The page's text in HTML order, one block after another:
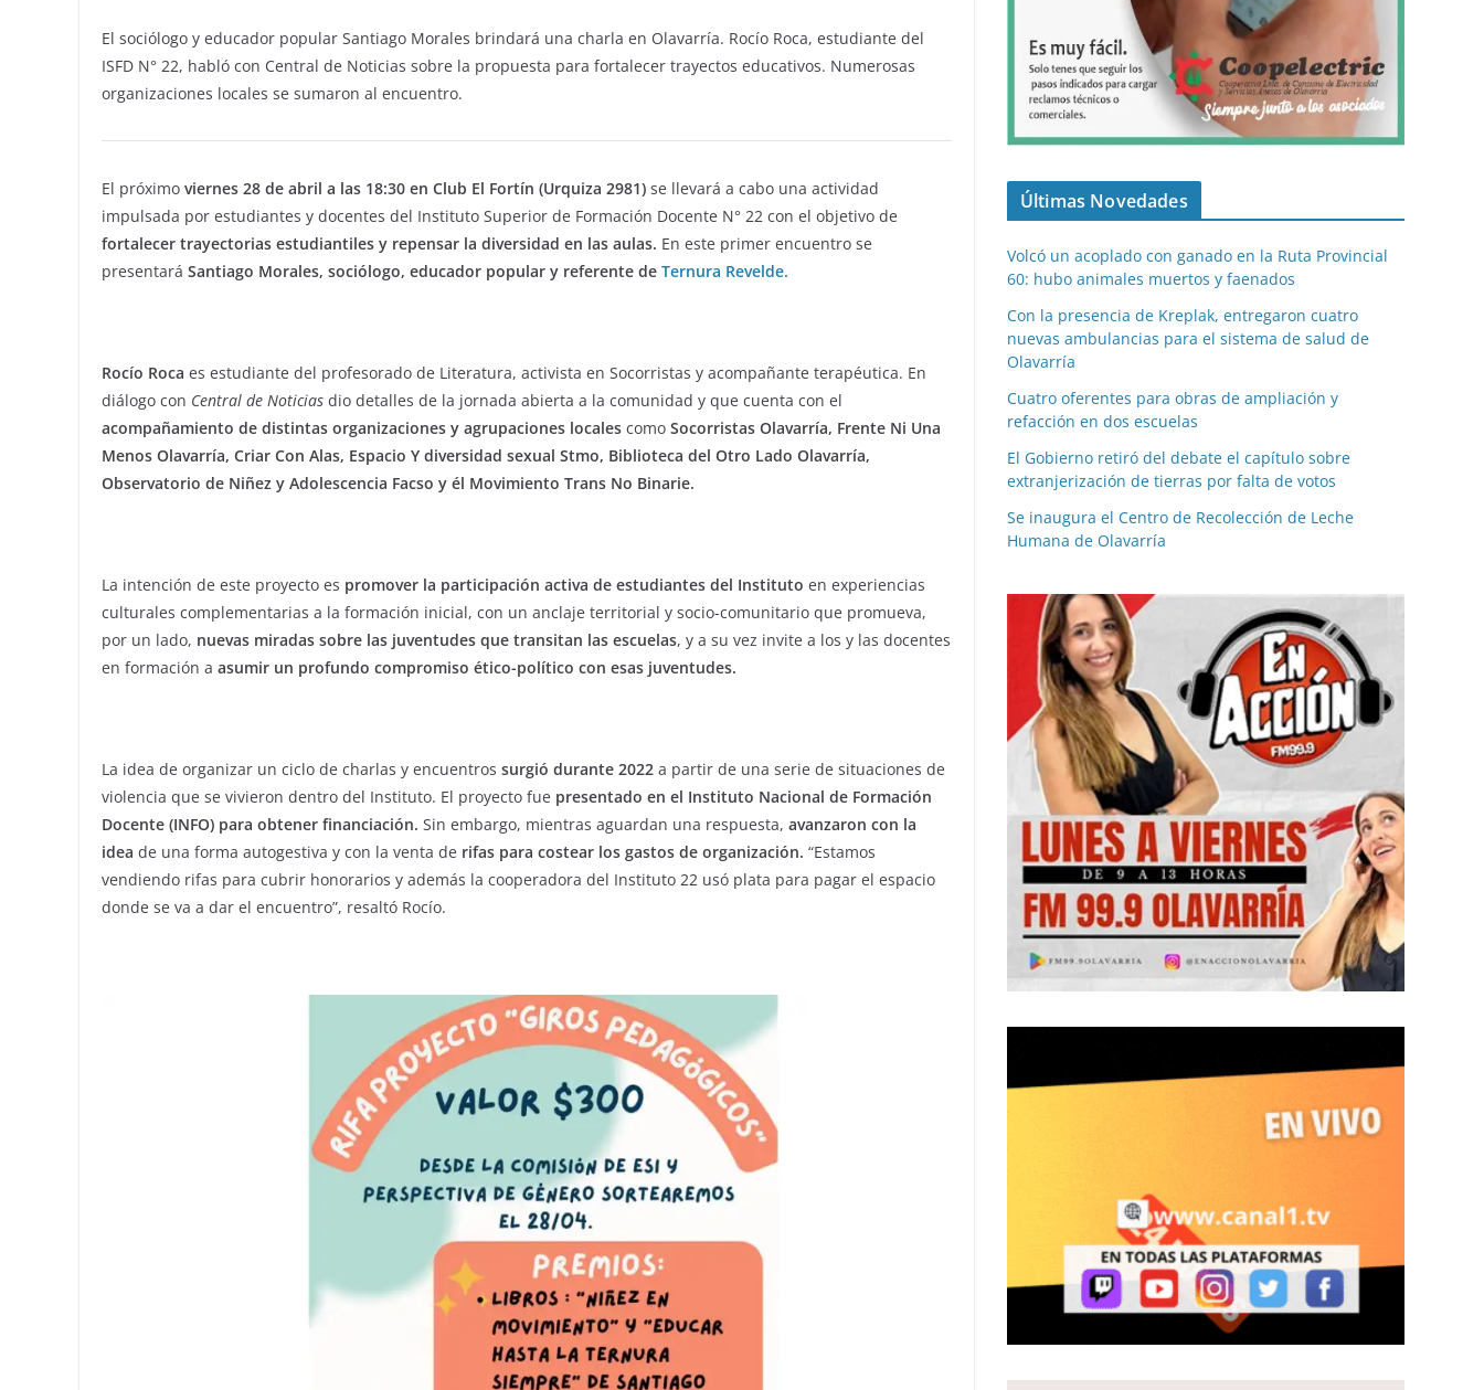
El sociólogo y educador popular Santiago Morales brindará una charla en Olavarría. Rocío Roca, estudiante del
ISFD N° 22, habló con Central de Noticias sobre la propuesta para fortalecer trayectos educativos. Numerosas
organizaciones locales se sumaron al encuentro.
El próximo viernes 28 de abril a las 18:30 en Club El Fortín (Urquiza 2981) se llevará a cabo una actividad
impulsada por estudiantes y docentes del Instituto Superior de Formación Docente N° 22 con el objetivo de
fortalecer trayectorias estudiantiles y repensar la diversidad en las aulas. En este primer encuentro se
presentará Santiago Morales, sociólogo, educador popular y referente de Ternura Revelde.
Rocío Roca es estudiante del profesorado de Literatura, activista en Socorristas y acompañante terapéutica. En
diálogo con Central de Noticias dio detalles de la jornada abierta a la comunidad y que cuenta con el
acompañamiento de distintas organizaciones y agrupaciones locales como Socorristas Olavarría, Frente Ni Una
Menos Olavarría, Criar Con Alas, Espacio Y diversidad sexual Stmo, Biblioteca del Otro Lado Olavarría,
Observatorio de Niñez y Adolescencia Facso y él Movimiento Trans No Binarie.
La intención de este proyecto es promover la participación activa de estudiantes del Instituto en experiencias
culturales complementarias a la formación inicial, con un anclaje territorial y socio-comunitario que promueva,
por un lado, nuevas miradas sobre las juventudes que transitan las escuelas, y a su vez invite a los y las docentes
en formación a asumir un profundo compromiso ético-político con esas juventudes.
La idea de organizar un ciclo de charlas y encuentros surgió durante 2022 a partir de una serie de situaciones de
violencia que se vivieron dentro del Instituto. El proyecto fue presentado en el Instituto Nacional de Formación
Docente (INFO) para obtener financiación. Sin embargo, mientras aguardan una respuesta, avanzaron con la
idea de una forma autogestiva y con la venta de rifas para costear los gastos de organización. “Estamos
vendiendo rifas para cubrir honorarios y además la cooperadora del Instituto 22 usó plata para pagar el espacio
donde se va a dar el encuentro”, resaltó Rocío.
Últimas Novedades
Volcó un acoplado con ganado en la Ruta Provincial
60: hubo animales muertos y faenados
Con la presencia de Kreplak, entregaron cuatro
nuevas ambulancias para el sistema de salud de
Olavarría
Cuatro oferentes para obras de ampliación y
refacción en dos escuelas
El Gobierno retiró del debate el capítulo sobre
extranjerización de tierras por falta de votos
Se inaugura el Centro de Recolección de Leche
Humana de Olavarría